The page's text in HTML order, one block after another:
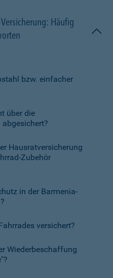
Häufig
bzw. einfacher
über die
Hausratversicherung
Zubehör
in der Barmenia-
versichert?
Wiederbeschaffung